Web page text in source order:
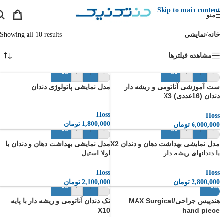
Skip to main content
منو
خانه/نمایشی Showing all 10 results
مشاهده فیلترها
-
+
ست آموزشی آناتومی و ریشه دار
دندان (16عددی) X3
Hoss
6,000,000 تومان
-
+
مدل نمایشی پاتولوژی دندان
Hoss
1,800,000 تومان
-
+
مدل نمایشی بهداشت دهان و دندان X2
با دندانهای ریشه دار
Hoss
2,800,000 تومان
-
+
مدل نمایشی بهداشت دهان و دندان با
لولا استیل
Hoss
2,100,000 تومان
هندپیس جراحی/MAX Surgical
hand piece
-
+
تک دندان آناتومی و ریشه دار با پایه
X10